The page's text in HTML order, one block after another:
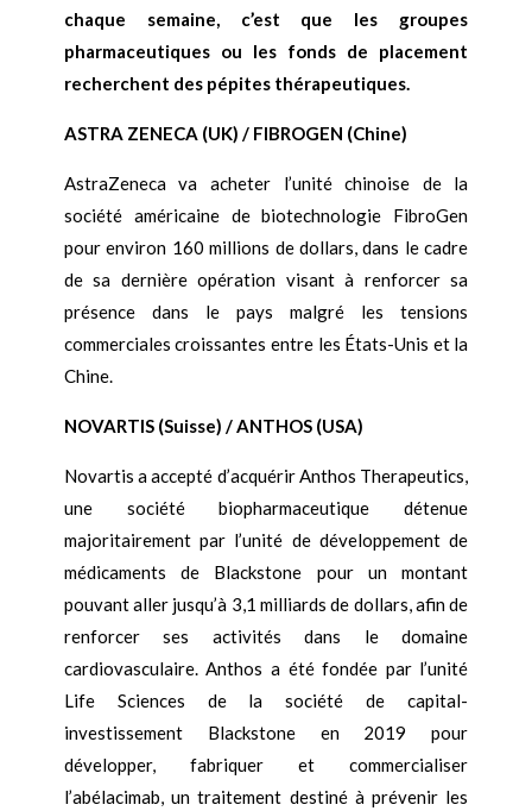
chaque semaine, c’est que les groupes
pharmaceutiques ou les fonds de placement
recherchent des pépites thérapeutiques.
ASTRA ZENECA (UK) / FIBROGEN (Chine)
AstraZeneca va acheter l’unité chinoise de la
société américaine de biotechnologie FibroGen
pour environ 160 millions de dollars, dans le cadre
de sa dernière opération visant à renforcer sa
présence dans le pays malgré les tensions
commerciales croissantes entre les États-Unis et la
Chine.
NOVARTIS (Suisse) / ANTHOS (USA)
Novartis a accepté d’acquérir Anthos Therapeutics,
une société biopharmaceutique détenue
majoritairement par l’unité de développement de
médicaments de Blackstone pour un montant
pouvant aller jusqu’à 3,1 milliards de dollars, afin de
renforcer ses activités dans le domaine
cardiovasculaire. Anthos a été fondée par l’unité
Life Sciences de la société de capital-
investissement Blackstone en 2019 pour
développer, fabriquer et commercialiser
l’abélacimab, un traitement destiné à prévenir les